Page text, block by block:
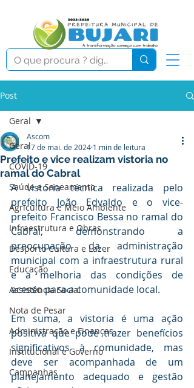
Post
Geral
COVID-19
Saúde e Saneamento
Agricultura e Meio Ambiente
Infraestrutura e Obras
Desporto Cultura e Lazer
Educação
Assistência Social
Nota de Pesar
Administração e Finanças
Institucional e Governo
Campanhas
Geral
Prefeito e vice realizam vistoria no
ramal do Cabral
Ascom
17 de mai. de 2024 1 min de leitura
A vistoria técnica realizada pelo
prefeito João Edvaldo e o vice-
prefeito Francisco Bessa no ramal do
Cabral, demonstrando a
preocupação da administração
municipal com a infraestrutura rural
e a melhoria das condições de
acesso para a comunidade local.
Em suma, a vistoria é uma ação
positiva que pode trazer benefícios
significativos à comunidade, mas
deve ser acompanhada de um
planejamento adequado e gestão